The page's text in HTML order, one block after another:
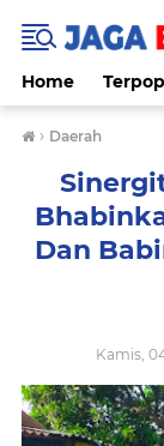
Home
› Daerah
Dan
Kamis,